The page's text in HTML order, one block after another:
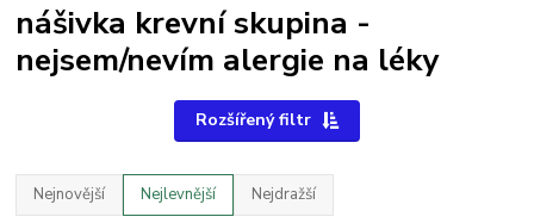
nášivka krevní skupina -
nejsem/nevím alergie na léky
Rozšířený filtr
Nejnovější Nejlevnější Nejdražší